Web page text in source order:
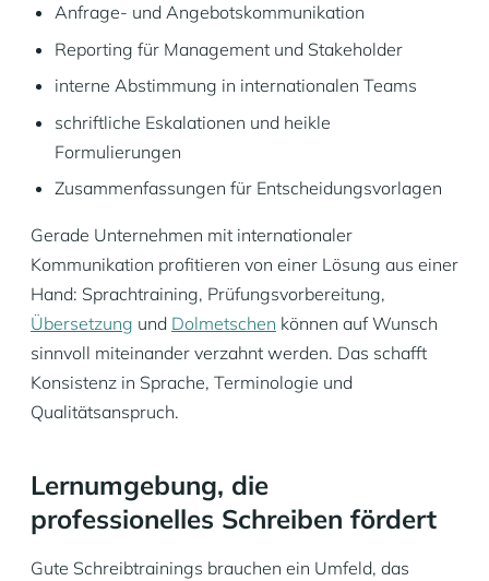
Anfrage- und Angebotskommunikation
Reporting für Management und Stakeholder
interne Abstimmung in internationalen Teams
schriftliche Eskalationen und heikle
Formulierungen
Zusammenfassungen für Entscheidungsvorlagen
Gerade Unternehmen mit internationaler
Kommunikation profitieren von einer Lösung aus einer
Hand: Sprachtraining, Prüfungsvorbereitung,
Übersetzung und Dolmetschen können auf Wunsch
sinnvoll miteinander verzahnt werden. Das schafft
Konsistenz in Sprache, Terminologie und
Qualitätsanspruch.
Lernumgebung, die
professionelles Schreiben fördert
Gute Schreibtrainings brauchen ein Umfeld, das